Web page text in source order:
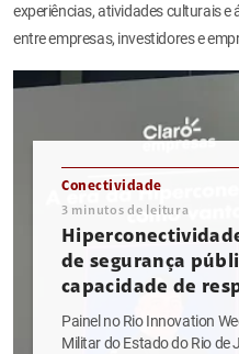
experiências, atividades culturais
entre empresas, investidores e
Conectividade
3 minutos de leitura
de segurança
capacidade de
Painel no Rio Innovation
Militar do Estado do Rio de